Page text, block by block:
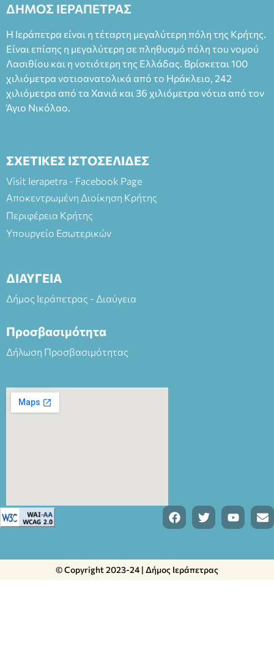
ΔΗΜΟΣ ΙΕΡΑΠΕΤΡΑΣ
Η Ιεράπετρα είναι η τέταρτη μεγαλύτερη πόλη της Κρήτης.
Είναι επίσης η μεγαλύτερη σε πληθυσμό πόλη του νομού
Λασιθίου και η νοτιότερη της Ελλάδας. Βρίσκεται 100
χιλιόμετρα νοτιοανατολικά από το Ηράκλειο, 242
χιλιόμετρα από τα Χανιά και 36 χιλιόμετρα νότια από τον
Άγιο Νικόλαο.
ΣΧΕΤΙΚΕΣ ΙΣΤΟΣΕΛΙΔΕΣ
Visit Ierapetra - Facebook Page
Αποκεντρωμένη Διοίκηση Κρήτης
Περιφέρεια Κρήτης
Υπουργείο Εσωτερικών
ΔΙΑΥΓΕΙΑ
Δήμος Ιεράπετρας - Διαύγεια
Προσβασιμότητα
Δήλωση Προσβασιμότητας
© Copyright 2023-24 | Δήμος Ιεράπετρας